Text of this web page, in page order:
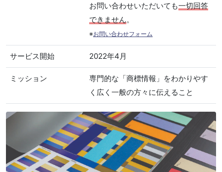
お問い合わせいただいても一切回答
できません。
※お問い合わせフォーム
サービス開始 2022年4月
ミッション
専門的な「商標情報」をわかりやす
く広く一般の方々に伝えること